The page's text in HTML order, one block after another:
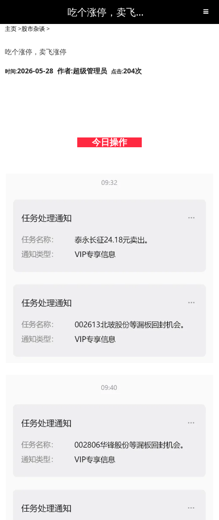
吃个涨停，卖飞涨停-股市杂谈-短线黑马,短线股票,短线炒股,实战,荐股,操盘,超级短线,令人叹为观止的短线炒股!-超级短线
主页>股市杂谈 >
吃个涨停，卖飞涨停
时间:2026-05-28 作者:超级管理员 点击:204次
今日操作